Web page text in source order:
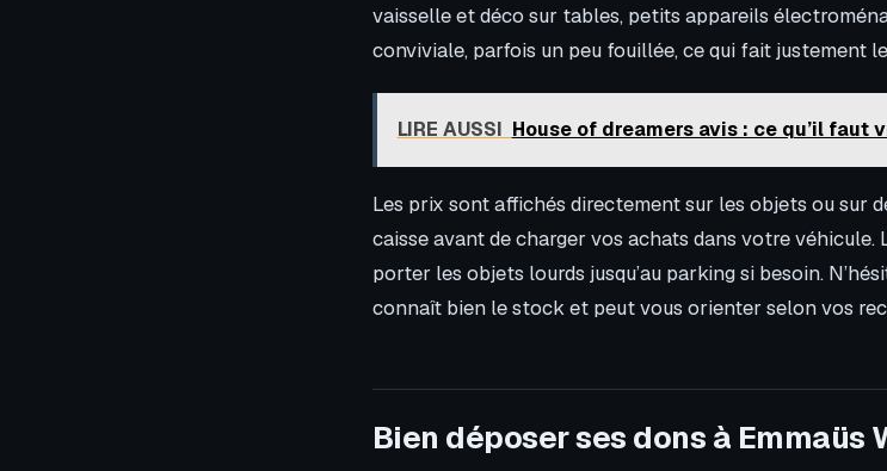
vaisselle et déco sur tables, petits appareils
conviviale, parfois un peu fouillée, ce qui fait justement
LIRE AUSSI House of dreamers avis : ce qu’il faut
Les prix sont affichés directement sur les objets ou sur
caisse avant de charger vos achats dans votre véhicule.
porter les objets lourds jusqu’au parking si besoin.
connaît bien le stock et peut vous orienter selon vos
Bien déposer ses dons à Emmaüs